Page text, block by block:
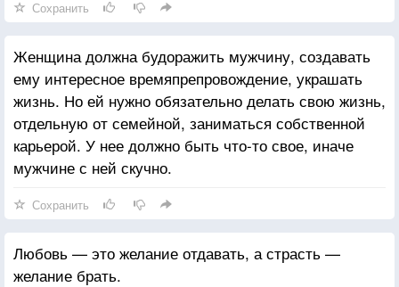
Сохранить
Женщина должна будоражить мужчину, создавать
ему интересное времяпрепровождение, украшать
жизнь. Но ей нужно обязательно делать свою жизнь,
отдельную от семейной, заниматься собственной
карьерой. У нее должно быть что-то свое, иначе
мужчине с ней скучно.
Сохранить
Любовь — это желание отдавать, а страсть —
желание брать.